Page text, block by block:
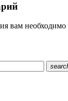
вам необходимо